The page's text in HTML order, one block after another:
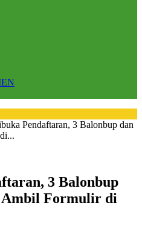
Pendaftaran, 3 Balonbup dan
3 Balonbup
Ambil Formulir di